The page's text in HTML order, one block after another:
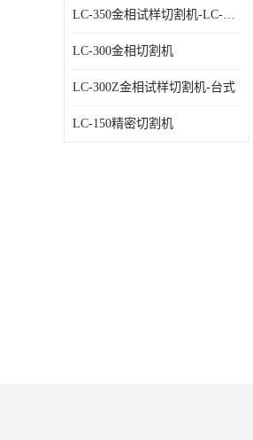
LC-350金相试样切割机-LC-350Z
LC-300金相切割机
LC-300Z金相试样切割机-台式
LC-150精密切割机